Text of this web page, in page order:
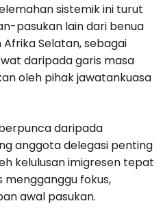
sistemik ini turut
pasukan lain dari benua
Selatan, sebagai
daripada garis masa
oleh pihak jawatankuasa
daripada
anggota delegasi penting
kelulusan imigresen tepat
mengganggu fokus,
awal pasukan.